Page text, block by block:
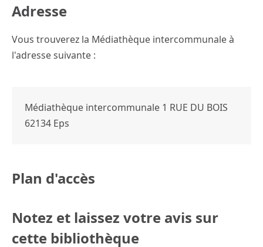
Adresse
Vous trouverez la Médiathèque intercommunale à
l'adresse suivante :
Médiathèque intercommunale 1 RUE DU BOIS
62134 Eps
Plan d'accès
Notez et laissez votre avis sur
cette bibliothèque